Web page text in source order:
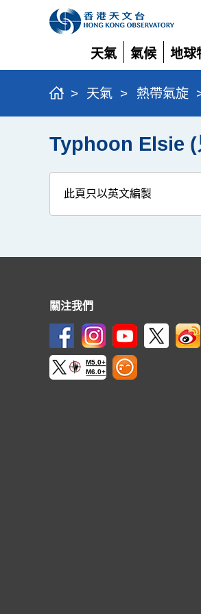
天氣
展
開
氣候
展
開
地球
展
開
> 天氣 > 熱帶氣旋
Typhoon Elsie (
此頁只以英文編製
關注我們
M5.0+
M6.0+